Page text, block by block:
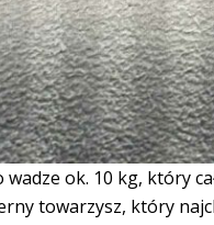
ok. 10 kg, który
towarzysz, który